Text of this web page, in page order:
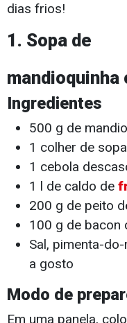
dias frios!
1. Sopa de
mandioquinha
Ingredientes
500 g de
1 colher de
1 cebola
1 l de caldo de
200 g de peito
100 g de bacon
Sal, pimenta-
a gosto
Modo de
Em uma panela,